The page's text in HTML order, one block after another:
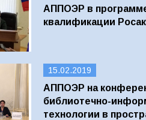
АППОЭР в
квалификации
15.02.2019
АППОЭР на
библиотечно-
технологии в